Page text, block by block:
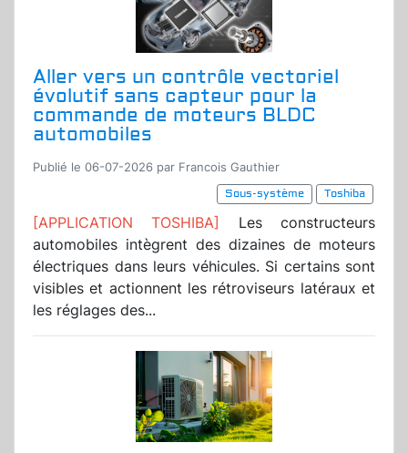
Aller vers un contrôle vectoriel
évolutif sans capteur pour la
commande de moteurs BLDC
automobiles
Publié le 06-07-2026 par Francois Gauthier
Sous-système
Toshiba
[APPLICATION TOSHIBA]
Les constructeurs
automobiles intègrent des dizaines de moteurs
électriques dans leurs véhicules. Si certains sont
visibles et actionnent les rétroviseurs latéraux et
les réglages des...